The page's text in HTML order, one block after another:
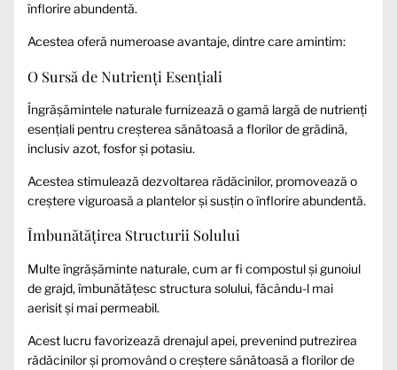
înflorire abundentă.
Acestea oferă numeroase avantaje, dintre care amintim:
O Sursă de Nutrienți Esențiali
Îngrășămintele naturale furnizează o gamă largă de nutrienți
esențiali pentru creșterea sănătoasă a florilor de grădină,
inclusiv azot, fosfor și potasiu.
Acestea stimulează dezvoltarea rădăcinilor, promovează o
creștere viguroasă a plantelor și susțin o înflorire abundentă.
Îmbunătățirea Structurii Solului
Multe îngrășăminte naturale, cum ar fi compostul și gunoiul
de grajd, îmbunătățesc structura solului, făcându-l mai
aerisit și mai permeabil.
Acest lucru favorizează drenajul apei, prevenind putrezirea
rădăcinilor și promovând o creștere sănătoasă a florilor de